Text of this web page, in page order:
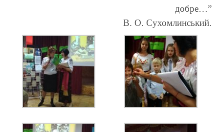
добре…”
В. О. Сухомлинський.